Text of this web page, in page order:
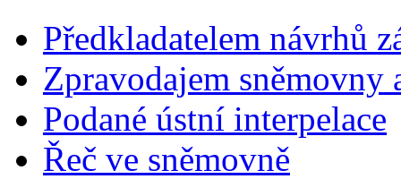
Předkladatelem návrhů
Zpravodajem
Podané ústní interpelace
Řeč ve sněmovně